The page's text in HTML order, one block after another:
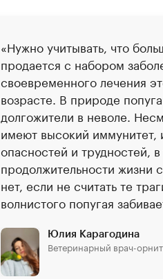
«Нужно учитывать, что
продается с набором
своевременного лечения
возрасте. В природе
долгожители в неволе.
имеют высокий иммунитет,
опасностей и трудностей,
продолжительности жизни
нет, если не считать те
волнистого попугая
Юлия Карагодина
Ветеринарный врач-